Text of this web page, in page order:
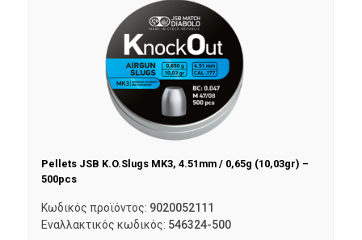
Pellets JSB K.O.Slugs MK3, 4.51mm / 0,65g (10,03gr) –
500pcs
Κωδικός προϊόντος: 9020052111
Εναλλακτικός κωδικός: 546324-500